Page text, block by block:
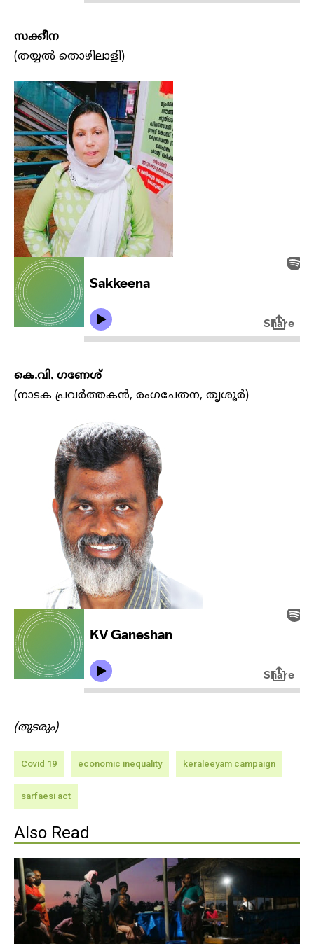
സക്കീന
(തയ്യൽ തൊഴിലാളി)
കെ.വി. ​ഗണേശ്
(നാടക പ്രവർത്തകൻ, രം​ഗചേതന, തൃശൂർ)
(തുടരും)
Covid 19 economic inequality keraleeyam campaign
sarfaesi act
Also Read